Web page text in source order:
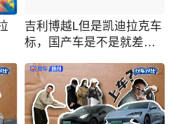
吉利博越L但是凯迪拉克车
标，国产车是不是就差个